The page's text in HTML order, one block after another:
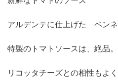
アルデンテに仕上げた ペンネ
特製のトマトソースは、絶品。
リコッタチーズとの相性もよく